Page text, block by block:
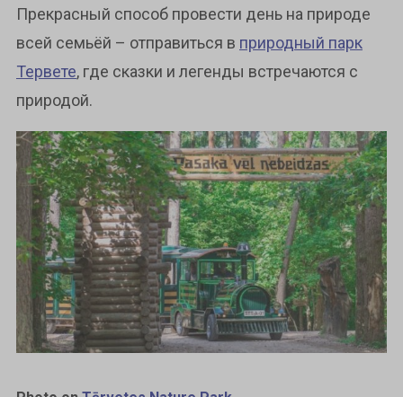
Прекрасный способ провести день на природе
всей семьёй – отправиться в природный парк
Тервете, где сказки и легенды встречаются с
природой.